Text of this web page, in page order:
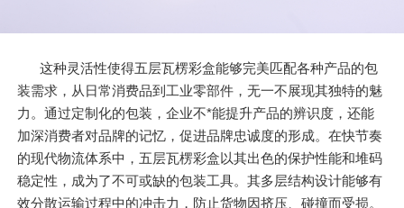
这种灵活性使得五层瓦楞彩盒能够完美匹配各种产品的包
装需求，从日常消费品到工业零部件，无一不展现其独特的魅
力。通过定制化的包装，企业不*能提升产品的辨识度，还能
加深消费者对品牌的记忆，促进品牌忠诚度的形成。在快节奏
的现代物流体系中，五层瓦楞彩盒以其出色的保护性能和堆码
稳定性，成为了不可或缺的包装工具。其多层结构设计能够有
效分散运输过程中的冲击力，防止货物因挤压、碰撞而受损。